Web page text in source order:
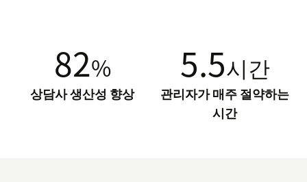
82%
상담사 생산성 향상
5.5시간
관리자가 매주 절약하는
시간